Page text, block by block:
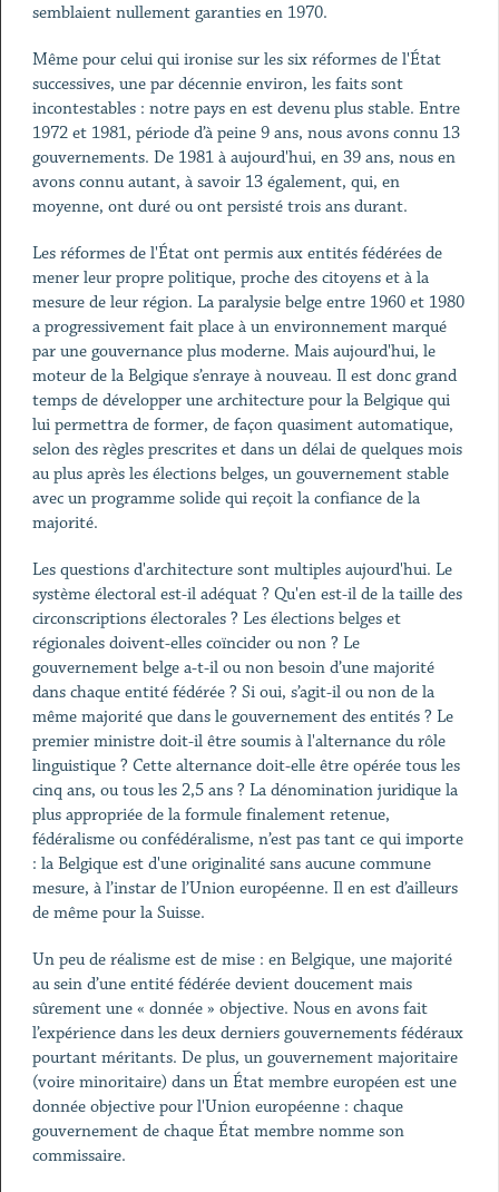
semblaient nullement garanties en 1970.
Même pour celui qui ironise sur les six réformes de l'État
successives, une par décennie environ, les faits sont
incontestables : notre pays en est devenu plus stable. Entre
1972 et 1981, période d’à peine 9 ans, nous avons connu 13
gouvernements. De 1981 à aujourd'hui, en 39 ans, nous en
avons connu autant, à savoir 13 également, qui, en
moyenne, ont duré ou ont persisté trois ans durant.
Les réformes de l'État ont permis aux entités fédérées de
mener leur propre politique, proche des citoyens et à la
mesure de leur région. La paralysie belge entre 1960 et 1980
a progressivement fait place à un environnement marqué
par une gouvernance plus moderne. Mais aujourd'hui, le
moteur de la Belgique s’enraye à nouveau. Il est donc grand
temps de développer une architecture pour la Belgique qui
lui permettra de former, de façon quasiment automatique,
selon des règles prescrites et dans un délai de quelques mois
au plus après les élections belges, un gouvernement stable
avec un programme solide qui reçoit la confiance de la
majorité.
Les questions d'architecture sont multiples aujourd'hui. Le
système électoral est-il adéquat ? Qu'en est-il de la taille des
circonscriptions électorales ? Les élections belges et
régionales doivent-elles coïncider ou non ? Le
gouvernement belge a-t-il ou non besoin d’une majorité
dans chaque entité fédérée ? Si oui, s’agit-il ou non de la
même majorité que dans le gouvernement des entités ? Le
premier ministre doit-il être soumis à l'alternance du rôle
linguistique ? Cette alternance doit-elle être opérée tous les
cinq ans, ou tous les 2,5 ans ? La dénomination juridique la
plus appropriée de la formule finalement retenue,
fédéralisme ou confédéralisme, n’est pas tant ce qui importe
: la Belgique est d'une originalité sans aucune commune
mesure, à l’instar de l’Union européenne. Il en est d’ailleurs
de même pour la Suisse.
Un peu de réalisme est de mise : en Belgique, une majorité
au sein d’une entité fédérée devient doucement mais
sûrement une « donnée » objective. Nous en avons fait
l’expérience dans les deux derniers gouvernements fédéraux
pourtant méritants. De plus, un gouvernement majoritaire
(voire minoritaire) dans un État membre européen est une
donnée objective pour l'Union européenne : chaque
gouvernement de chaque État membre nomme son
commissaire.